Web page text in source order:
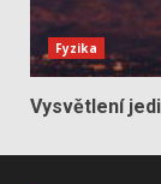
Fyzika
Vysvětlení